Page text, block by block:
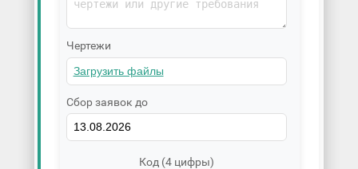
Чертежи
Сбор заявок до
Код (4 цифры)